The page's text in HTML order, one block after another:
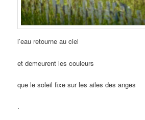
l’eau retourne au ciel
et demeurent les couleurs
que le soleil fixe sur les ailes des anges
.